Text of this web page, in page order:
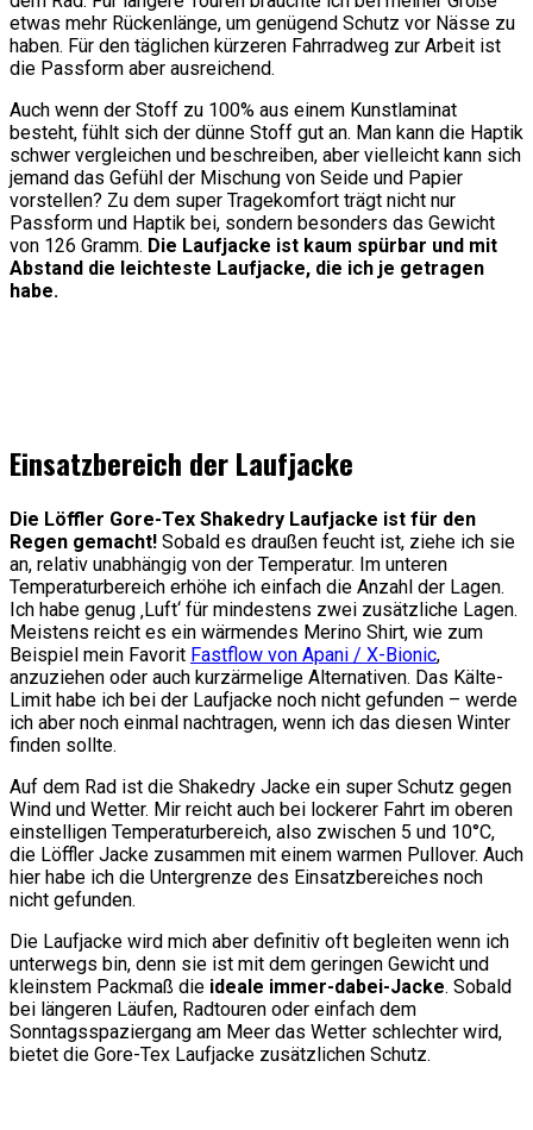
etwas mehr Rückenlänge, um genügend Schutz vor Nässe zu
haben. Für den täglichen kürzeren Fahrradweg zur Arbeit ist
die Passform aber ausreichend.
Auch wenn der Stoff zu 100% aus einem Kunstlaminat
besteht, fühlt sich der dünne Stoff gut an. Man kann die Haptik
schwer vergleichen und beschreiben, aber vielleicht kann sich
jemand das Gefühl der Mischung von Seide und Papier
vorstellen? Zu dem super Tragekomfort trägt nicht nur
Passform und Haptik bei, sondern besonders das Gewicht
von 126 Gramm. Die Laufjacke ist kaum spürbar und mit
Abstand die leichteste Laufjacke, die ich je getragen
habe.
Einsatzbereich der Laufjacke
Die Löffler Gore-Tex Shakedry Laufjacke ist für den
Regen gemacht! Sobald es draußen feucht ist, ziehe ich sie
an, relativ unabhängig von der Temperatur. Im unteren
Temperaturbereich erhöhe ich einfach die Anzahl der Lagen.
Ich habe genug ‚Luft‘ für mindestens zwei zusätzliche Lagen.
Meistens reicht es ein wärmendes Merino Shirt, wie zum
Beispiel mein Favorit Fastflow von Apani / X-Bionic,
anzuziehen oder auch kurzärmelige Alternativen. Das Kälte-
Limit habe ich bei der Laufjacke noch nicht gefunden – werde
ich aber noch einmal nachtragen, wenn ich das diesen Winter
finden sollte.
Auf dem Rad ist die Shakedry Jacke ein super Schutz gegen
Wind und Wetter. Mir reicht auch bei lockerer Fahrt im oberen
einstelligen Temperaturbereich, also zwischen 5 und 10°C,
die Löffler Jacke zusammen mit einem warmen Pullover. Auch
hier habe ich die Untergrenze des Einsatzbereiches noch
nicht gefunden.
Die Laufjacke wird mich aber definitiv oft begleiten wenn ich
unterwegs bin, denn sie ist mit dem geringen Gewicht und
kleinstem Packmaß die ideale immer-dabei-Jacke. Sobald
bei längeren Läufen, Radtouren oder einfach dem
Sonntagsspaziergang am Meer das Wetter schlechter wird,
bietet die Gore-Tex Laufjacke zusätzlichen Schutz.